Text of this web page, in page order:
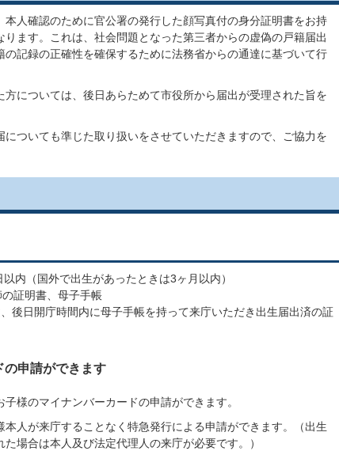
人確認のために官公署の発行した顔写真付の身分証明書をお持
ます。これは、社会問題となった第三者からの虚偽の戸籍届出
記録の正確性を確保するために法務省からの通達に基づいて行
については、後日あらためて市役所から届出が受理された旨を
ついても準じた取り扱いをさせていただきますので、ご協力を
内（国外で出生があったときは3ヶ月以内）
証明書、母子手帳
後日開庁時間内に母子手帳を持って来庁いただき出生届出済の証
の申請ができます
様のマイナンバーカードの申請ができます。
人が来庁することなく特急発行による申請ができます。（出生
場合は本人及び法定代理人の来庁が必要です。）